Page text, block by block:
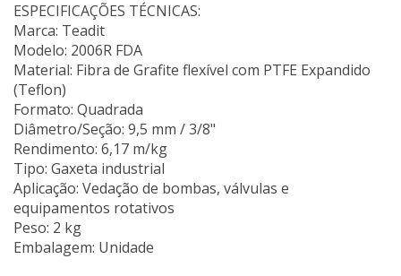
ESPECIFICAÇÕES TÉCNICAS:
Marca: Teadit
Modelo: 2006R FDA
Material: Fibra de Grafite flexível com PTFE Expandido
(Teflon)
Formato: Quadrada
Diâmetro/Seção: 9,5 mm / 3/8"
Rendimento: 6,17 m/kg
Tipo: Gaxeta industrial
Aplicação: Vedação de bombas, válvulas e
equipamentos rotativos
Peso: 2 kg
Embalagem: Unidade